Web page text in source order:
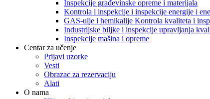
Inspekcije građevinske opreme i materijala
Kontrola i inspekcije i inspekcije energije i
GAS-ulje i hemikalije Kontrola kvaliteta i
Industrijske biljke i inspekcije upravljanja
Inspekcije mašina i opreme
Centar za učenje
Prijavi uzorke
Vesti
Obrazac za rezervaciju
Alati
O nama